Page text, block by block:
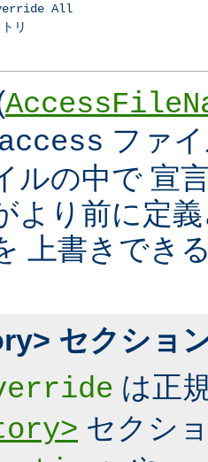
All
リ
ファ
ルの中で 宣
より前に定
上書きでき
セクショ
は正
セクシ